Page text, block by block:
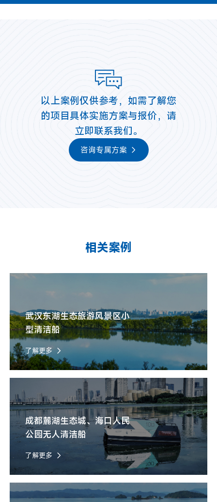
以上案例仅供参考，如需了解您
的项目具体实施方案与报价，请
立即联系我们。
咨询专属方案
相关案例
武汉东湖生态旅游风景区小
型清洁船
了解更多
成都麓湖生态城、海口人民
公园无人清洁船
了解更多